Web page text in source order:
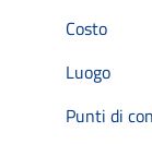
Costo
Luogo
Punti di